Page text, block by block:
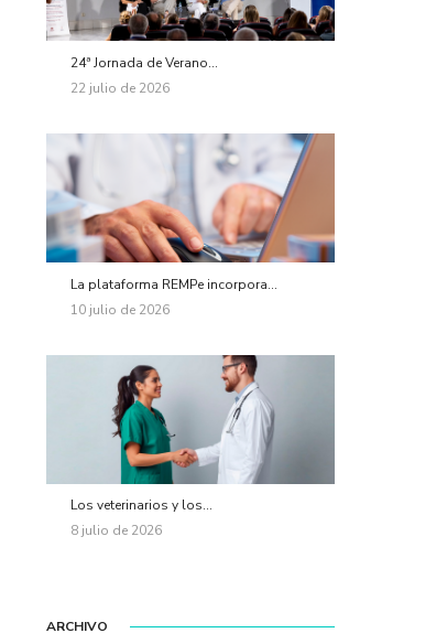
24ª Jornada de Verano...
22 julio de 2026
La plataforma REMPe incorpora...
10 julio de 2026
Los veterinarios y los...
8 julio de 2026
ARCHIVO